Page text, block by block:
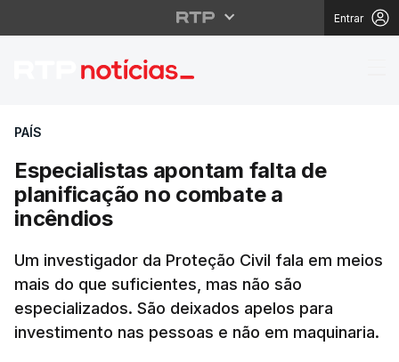
Entrar
Especialistas
PAÍS
Especialistas apontam falta de
planificação no combate a
incêndios
Um investigador da Proteção Civil fala em meios
mais do que suficientes, mas não são
especializados. São deixados apelos para
investimento nas pessoas e não em maquinaria.